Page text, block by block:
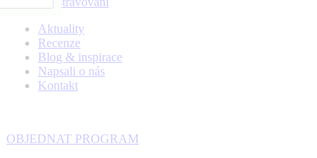
Aktuality
Recenze
Blog & inspirace
Napsali o nás
Kontakt
OBJEDNAT PROGRAM